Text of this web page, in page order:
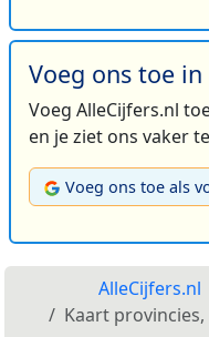
Voeg ons toe
Voeg AlleCijfers.nl
en je ziet ons vaker
Voeg ons toe als
AlleCijfers.nl
Kaart